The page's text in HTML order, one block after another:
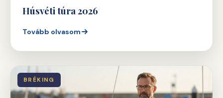
Húsvéti túra 2026
Tovább olvasom
BRÉKING